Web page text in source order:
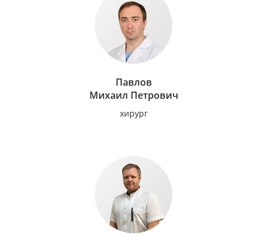
Павлов
Михаил Петрович
хирург